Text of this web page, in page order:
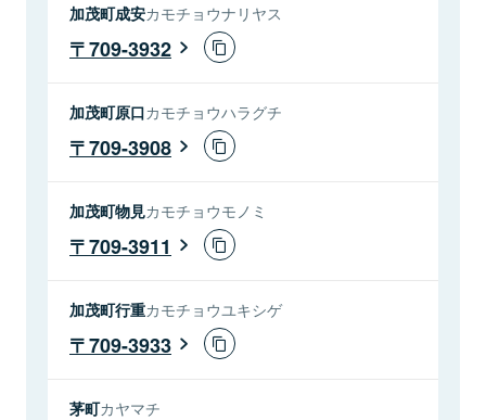
加茂町成安カモチョウナリヤス
709-3932
加茂町原口カモチョウハラグチ
709-3908
加茂町物見カモチョウモノミ
709-3911
加茂町行重カモチョウユキシゲ
709-3933
茅町カヤマチ